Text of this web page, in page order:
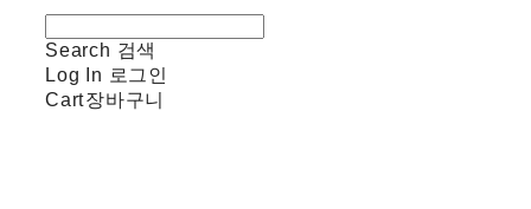
Search 검색
Log In 로그인
Cart장바구니